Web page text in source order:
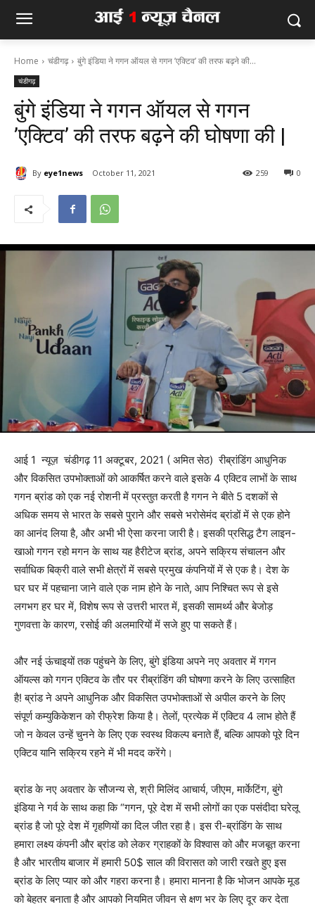
Home चंडीगढ़ बुंगे इंडिया ने गगन ऑयल से गगन ’एक्टिव’ की तरफ बढ़ने की...
चंडीगढ़
बुंगे इंडिया ने गगन ऑयल से गगन
’एक्टिव’ की तरफ बढ़ने की घोषणा की |
By eye1news October 11, 2021 0
259
आई 1 न्यूज़ चंडीगढ़ 11 अक्टूबर, 2021 ( अमित सेठ) रीब्रांडिंग आधुनिक
और विकसित उपभोक्ताओं को आकर्षित करने वाले इसके 4 एक्टिव लाभों के साथ
गगन ब्रांड को एक नई रोशनी में प्रस्तुत करती है गगन ने बीते 5 दशकों से
अधिक समय से भारत के सबसे पुराने और सबसे भरोसेमंद ब्रांडों में से एक होने
का आनंद लिया है, और अभी भी ऐसा करना जारी है। इसकी प्रसिद्ध टैग लाइन-
खाओ गगन रहो मगन के साथ यह हैरीटेज ब्रांड, अपने सक्रिय संचालन और
सर्वाधिक बिक्री वाले सभी क्षेत्रों में सबसे प्रमुख कंपनियों में से एक है। देश के
घर घर में पहचाना जाने वाले एक नाम होने के नाते, आप निश्चित रूप से इसे
लगभग हर घर में, विशेष रूप से उत्तरी भारत में, इसकी सामर्थ्य और बेजोड़
गुणवत्ता के कारण, रसोई की अलमारियों में सजे हुए पा सकते हैं।
और नई ऊंचाइयों तक पहुंचने के लिए, बुंगे इंडिया अपने नए अवतार में गगन
ऑयल्स को गगन एक्टिव के तौर पर रीब्रांडिंग की घोषणा करने के लिए उत्साहित
है! ब्रांड ने अपने आधुनिक और विकसित उपभोक्ताओं से अपील करने के लिए
संपूर्ण कम्युकिकेशन को रीफ्रेश किया है। तेलों, प्रत्येक में एक्टिव 4 लाभ होते हैं
जो न केवल उन्हें चुनने के लिए एक स्वस्थ विकल्प बनाते हैं, बल्कि आपको पूरे दिन
एक्टिव यानि सक्रिय रहने में भी मदद करेंगे।
ब्रांड के नए अवतार के सौजन्य से, श्री मिलिंद आचार्य, जीएम, मार्केटिंग, बुंगे
इंडिया ने गर्व के साथ कहा कि “गगन, पूरे देश में सभी लोगों का एक पसंदीदा घरेलू
ब्रांड है जो पूरे देश में गृहणियों का दिल जीत रहा है। इस री-ब्रांडिंग के साथ
हमारा लक्ष्य कंपनी और ब्रांड को लेकर ग्राहकों के विश्वास को और मजबूत करना
है और भारतीय बाजार में हमारी 50$ साल की विरासत को जारी रखते हुए इस
ब्रांड के लिए प्यार को और गहरा करना है। हमारा मानना है कि भोजन आपके मूड
को बेहतर बनाता है और आपको नियमित जीवन से क्षण भर के लिए दूर कर देता